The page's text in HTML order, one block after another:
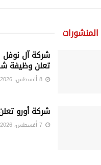
المنشورات
شركة آل نوفل
تعلن وظيفة
شركة أورو